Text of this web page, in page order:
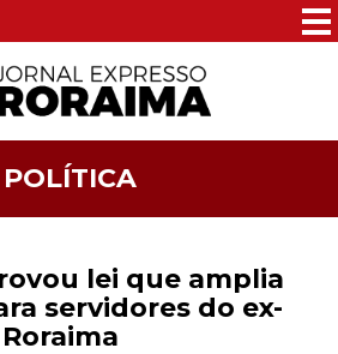
POLÍTICA
lei que amplia
servidores do ex-